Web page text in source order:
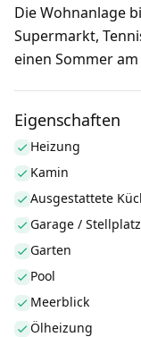
Die Wohnanlage
Supermarkt,
einen Sommer am
Eigenschaften
Heizung
Kamin
Ausgestattete
Garage / Stellplatz
Garten
Pool
Meerblick
Ölheizung